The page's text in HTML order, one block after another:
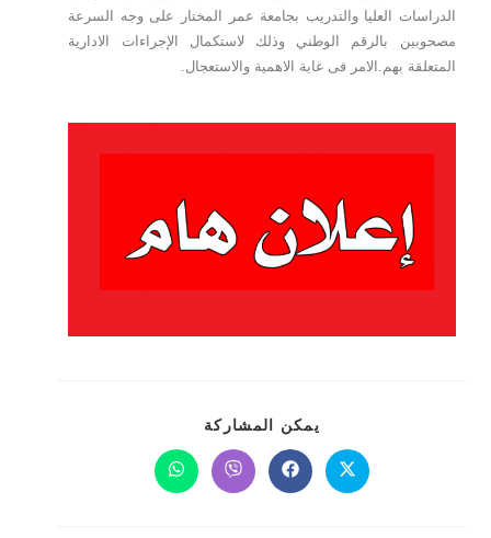
الدراسات العليا والتدريب بجامعة عمر المختار على وجه السرعة
مصحوبين بالرقم الوطني وذلك لاستكمال الإجراءات الادارية
المتعلقة بهم.الامر فى غاية الاهمية والاستعجال.
يمكن المشاركة